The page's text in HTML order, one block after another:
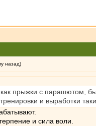
назад)
прыжки с парашютом,
и выработки
и сила воли.